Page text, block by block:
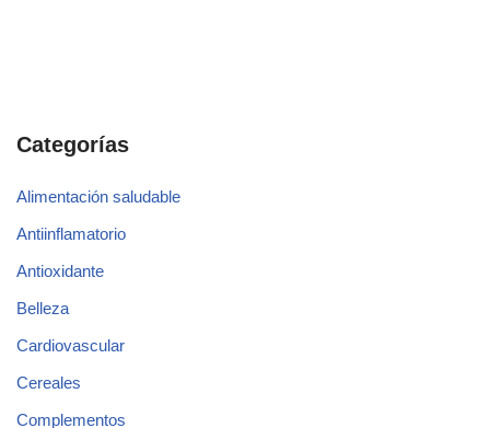
Categorías
Alimentación saludable
Antiinflamatorio
Antioxidante
Belleza
Cardiovascular
Cereales
Complementos